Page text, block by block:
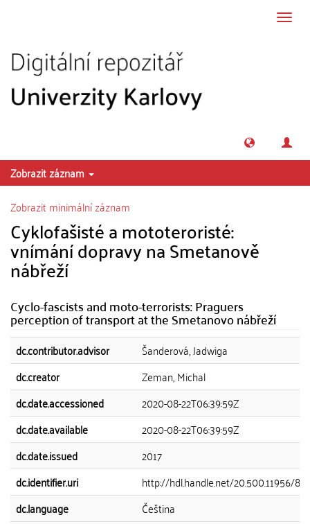
Zobrazit záznam
Zobrazit minimální záznam
Cyklofašisté a mototeroristé:
vnímání dopravy na Smetanově
nábřeží
Cyclo-fascists and moto-terrorists: Praguers
perception of transport at the Smetanovo nábřeží
dc.contributor.advisor
Šanderová, Jadwiga
dc.creator
Zeman, Michal
dc.date.accessioned
2020-08-22T06:39:59Z
dc.date.available
2020-08-22T06:39:59Z
dc.date.issued
2017
dc.identifier.uri
http://hdl.handle.net/20.500.11956/
dc.language
Čeština